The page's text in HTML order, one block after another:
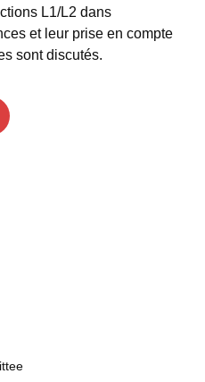
L1/L2 dans
et leur prise en compte
sont discutés.